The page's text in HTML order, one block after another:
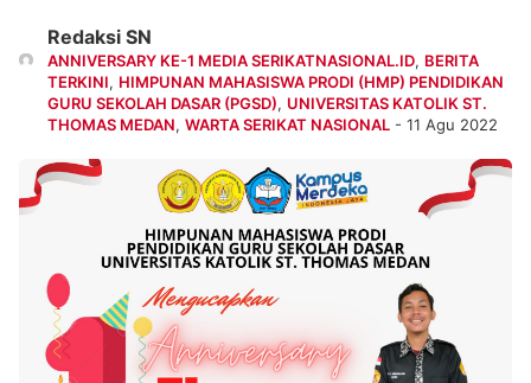
Redaksi SN
ANNIVERSARY KE-1 MEDIA SERIKATNASIONAL.ID, BERITA
TERKINI, HIMPUNAN MAHASISWA PRODI (HMP) PENDIDIKAN
GURU SEKOLAH DASAR (PGSD), UNIVERSITAS KATOLIK ST.
THOMAS MEDAN, WARTA SERIKAT NASIONAL- 11 Agu 2022